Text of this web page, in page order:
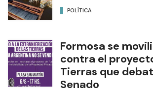
POLÍTICA
Formosa se
contra el
Tierras que
Senado